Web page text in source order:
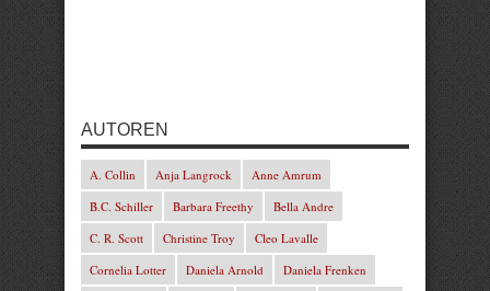
AUTOREN
A. Collin Anja Langrock
Anne Amrum
B.C. Schiller
Barbara Freethy
Bella Andre
C. R. Scott
Christine Troy
Cleo Lavalle
Cornelia Lotter
Daniela Arnold
Daniela Frenken